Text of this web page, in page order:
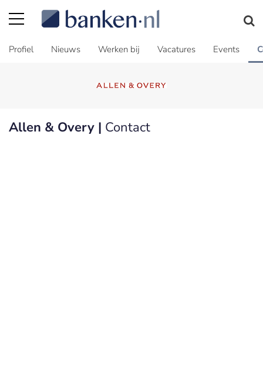
Profiel Nieuws Werken bij Vacatures Events
Allen & Overy | Contact